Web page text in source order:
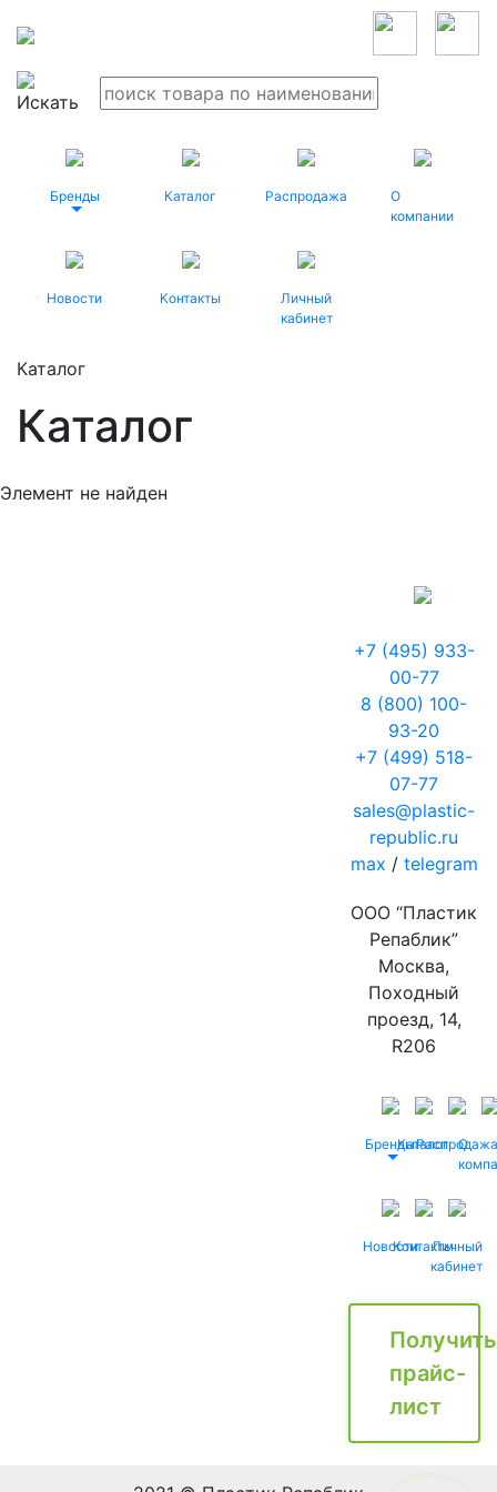
Бренды Каталог Распродажа
О
компании
Новости Контакты
Личный
кабинет
Каталог
Каталог
Элемент не найден
+7 (495) 933-
00-77
8 (800) 100-
93-20
+7 (499) 518-
07-77
sales@plastic-
republic.ru
max / telegram
ООО “Пластик
Репаблик”
Москва,
Походный
проезд, 14,
R206
БрендыКаталог
Распродажа
О
НовостиКонтактыЛичный
кабинет
Получить
прайс-
лист